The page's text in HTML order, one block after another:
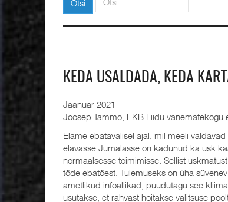
Otsi
KEDA USALDADA, KEDA
Jaanuar 2021
Joosep Tammo, EKB Liidu vanematekogu
Elame ebatavalisel ajal, mil meeli
elavasse Jumalasse on kadunud ka usk
normaalsesse toimimisse. Sellist
tõde ebatõest. Tulemuseks on üha
ametlikud infoallikad, puudutagu see
usutakse, et rahvast hoitakse valitsuse